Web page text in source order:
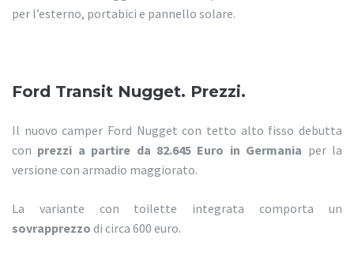
per l’esterno, portabici e pannello solare.
Ford Transit Nugget. Prezzi.
Il nuovo camper Ford Nugget con tetto alto fisso debutta
con prezzi a partire da 82.645 Euro in Germania per la
versione con armadio maggiorato.
La variante con toilette integrata comporta un
sovrapprezzo di circa 600 euro.